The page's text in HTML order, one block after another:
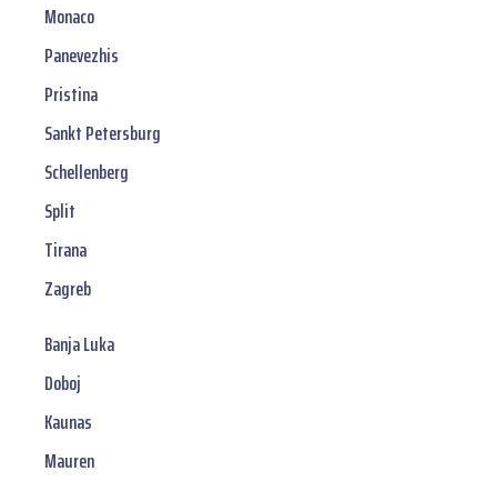
Monaco
Panevezhis
Pristina
Sankt Petersburg
Schellenberg
Split
Tirana
Zagreb
Banja Luka
Doboj
Kaunas
Mauren